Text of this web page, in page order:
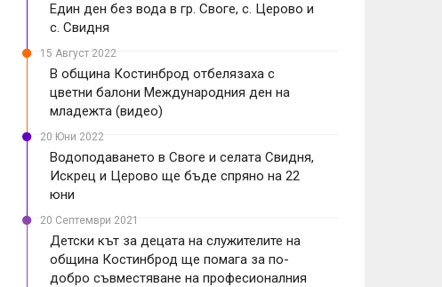
Един ден без вода в гр. Своге, с. Церово и
с. Свидня
15 Август 2022
В община Костинброд отбелязаха с
цветни балони Международния ден на
младежта (видео)
20 Юни 2022
Водоподаването в Своге и селата Свидня,
Искрец и Церово ще бъде спряно на 22
юни
20 Септември 2021
Детски кът за децата на служителите на
община Костинброд ще помага за по-
добро съвместяване на професионалния